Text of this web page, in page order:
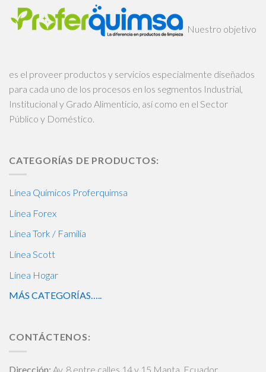
Nuestro objetivo
es el proveer productos y servicios especialmente diseñados
para cada uno de los procesos en los segmentos Industrial,
Institucional y Grado Alimenticio, así como en el Sector
Público y Doméstico.
CATEGORÍAS DE PRODUCTOS:
Línea Químicos Proferquimsa
Línea Forex
Línea Tork / Familia
Línea Scott
Línea Hogar
MÁS CATEGORÍAS…..
CONTÁCTENOS:
Dirección: Av. 8 entre calles 14 y 15 Manta, Ecuador